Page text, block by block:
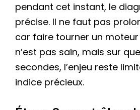
pendant cet instant, le
précise. Il ne faut pas
car faire tourner un
n’est pas sain, mais sur
secondes, l’enjeu reste
indice précieux.